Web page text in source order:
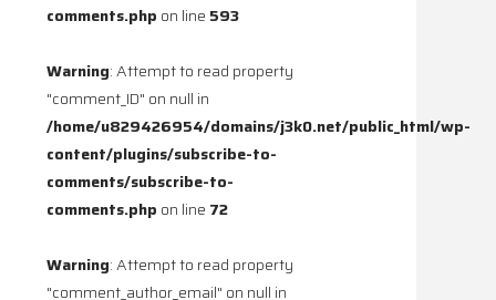
comments.php on line 593
Warning: Attempt to read property
"comment_ID" on null in
/home/u829426954/domains/j3k0.net/public_html/wp-
content/plugins/subscribe-to-
comments/subscribe-to-
comments.php on line 72
Warning: Attempt to read property
"comment_author_email" on null in